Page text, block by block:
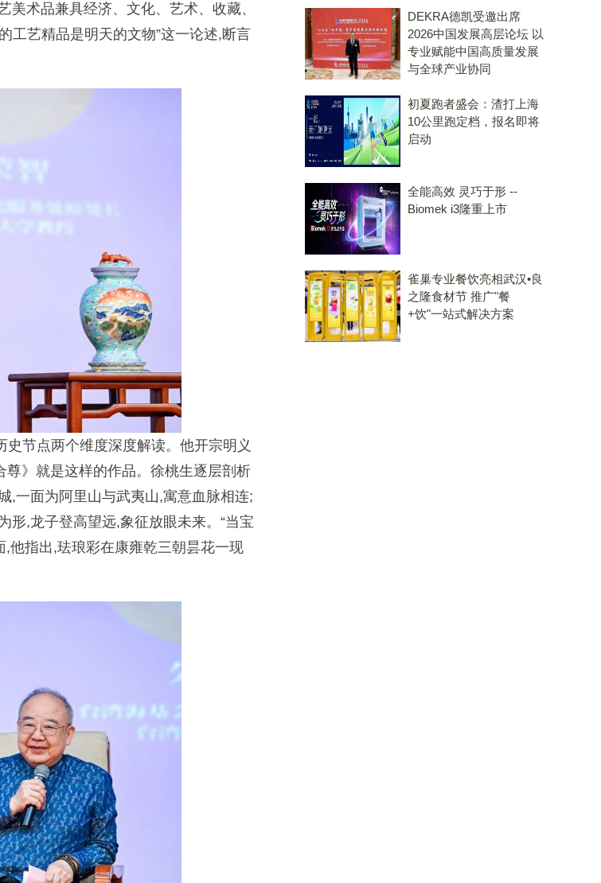
术品兼具经济、文化、艺术、收藏、
工艺精品是明天的文物”这一论述,断言
节点两个维度深度解读。他开宗明义
尊》就是这样的作品。徐桃生逐层剖析
,一面为阿里山与武夷山,寓意血脉相连;
形,龙子登高望远,象征放眼未来。“当宝
他指出,珐琅彩在康雍乾三朝昙花一现
DEKRA德凯受邀出席
2026中国发展高层论坛 以
专业赋能中国高质量发展
与全球产业协同
初夏跑者盛会：渣打上海
10公里跑定档，报名即将
启动
全能高效 灵巧于形 --
Biomek i3隆重上市
雀巢专业餐饮亮相武汉•良
之隆食材节 推广"餐
+饮"一站式解决方案